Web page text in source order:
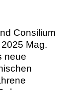
Consilium
Mag.
neue